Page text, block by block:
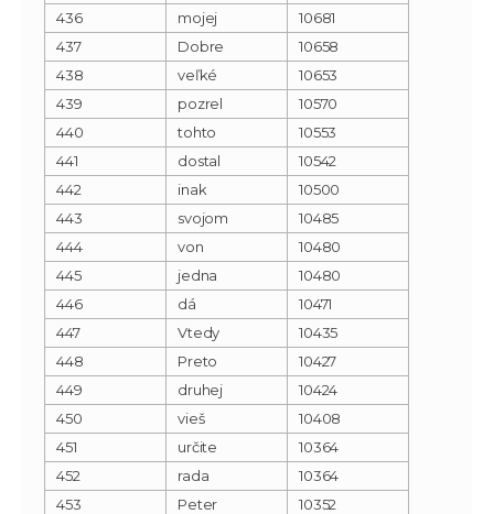
436 mojej
10681
437
Dobre
10658
438
veľké
10653
439
pozrel
10570
440
tohto
10553
441
dostal
10542
442
inak
10500
443
svojom
10485
444
von
10480
445
jedna
10480
446
dá
10471
447
Vtedy
10435
448
Preto
10427
449
druhej
10424
450
vieš
10408
451
určite
10364
452
rada
10364
453
Peter
10352